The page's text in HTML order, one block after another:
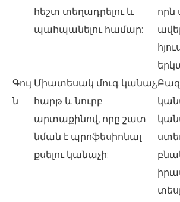
հեշտ տեղադրելու և
պահպանելու համար:
որն
Գույ
ն
Միատեսակ մուգ կանաչ,
հարթ և նուրբ
արտաքինով, որը շատ
նման է պրոֆեսիոնալ
քսելու կանաչի: